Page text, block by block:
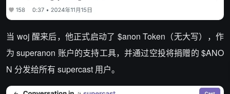
当 woj 醒来后，他正式启动了 $anon Token（无大写），作
为 superanon 账户的支持工具，并通过空投将捐赠的 $ANO
N 分发给所有 supercast 用户。